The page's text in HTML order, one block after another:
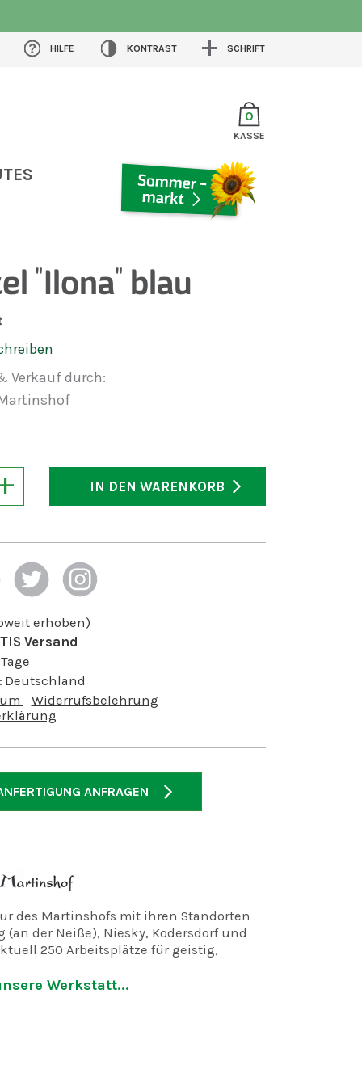
HILFE KONTRAST SCHRIFT
0
KASSE
"Ilona" blau
Verkauf durch:
IN DEN WARENKORB
erhoben)
Versand
Deutschland
Widerrufsbelehrung
ANFRAGEN
des Martinshofs mit ihren Standorten
(an der Neiße), Niesky, Kodersdorf und
250 Arbeitsplätze für geistig,
Werkstatt...